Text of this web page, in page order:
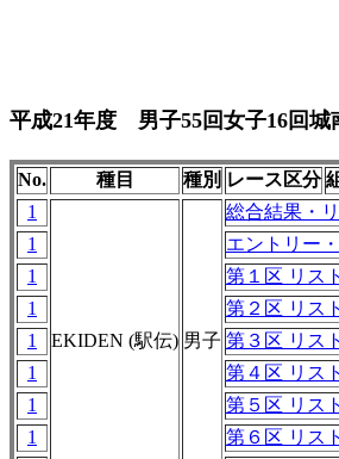
平成21年度 男子55回女子16回城
No. 種目 種別 レース区分
1
EKIDEN (駅伝) 男子
総合結果・
1
エントリー
1
第１区 リスト
1
第２区 リスト
1
第３区 リスト
1
第４区 リスト
1
第５区 リスト
1
第６区 リスト